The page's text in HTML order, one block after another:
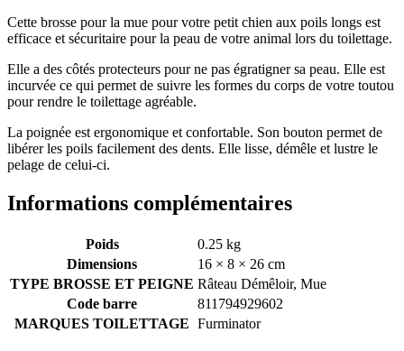
Cette brosse pour la mue pour votre petit chien aux poils longs est
efficace et sécuritaire pour la peau de votre animal lors du toilettage.
Elle a des côtés protecteurs pour ne pas égratigner sa peau. Elle est
incurvée ce qui permet de suivre les formes du corps de votre toutou
pour rendre le toilettage agréable.
La poignée est ergonomique et confortable. Son bouton permet de
libérer les poils facilement des dents. Elle lisse, démêle et lustre le
pelage de celui-ci.
Informations complémentaires
Poids
0.25 kg
Dimensions
16 × 8 × 26 cm
TYPE BROSSE ET PEIGNE Râteau Démêloir, Mue
Code barre
811794929602
MARQUES TOILETTAGE Furminator